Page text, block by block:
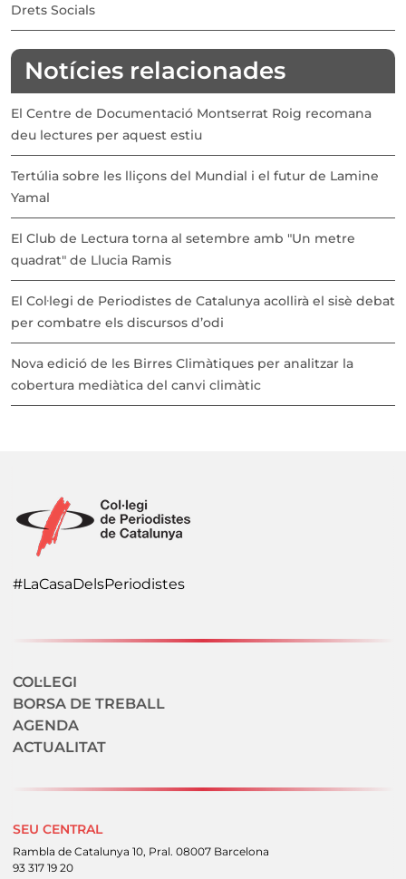
Drets Socials
Notícies relacionades
El Centre de Documentació Montserrat Roig recomana
deu lectures per aquest estiu
Tertúlia sobre les lliçons del Mundial i el futur de Lamine
Yamal
El Club de Lectura torna al setembre amb "Un metre
quadrat" de Llucia Ramis
El Col·legi de Periodistes de Catalunya acollirà el sisè debat
per combatre els discursos d’odi
Nova edició de les Birres Climàtiques per analitzar la
cobertura mediàtica del canvi climàtic
#LaCasaDelsPeriodistes
Navegació secundaria
COL·LEGI
BORSA DE TREBALL
AGENDA
ACTUALITAT
SEU CENTRAL
Rambla de Catalunya 10, Pral. 08007 Barcelona
93 317 19 20